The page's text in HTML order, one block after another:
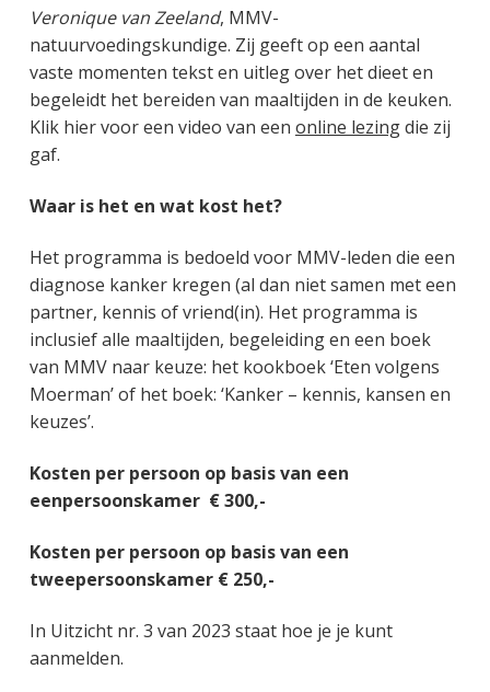
Veronique van Zeeland, MMV-
natuurvoedingskundige. Zij geeft op een aantal
vaste momenten tekst en uitleg over het dieet en
begeleidt het bereiden van maaltijden in de keuken.
Klik hier voor een video van een online lezingdie zij
gaf.
Waar is het en wat kost het?
Het programma is bedoeld voor MMV-leden die een
diagnose kanker kregen (al dan niet samen met een
partner, kennis of vriend(in). Het programma is
inclusief alle maaltijden, begeleiding en een boek
van MMV naar keuze: het kookboek ‘Eten volgens
Moerman’ of het boek: ‘Kanker – kennis, kansen en
keuzes’.
Kosten per persoon op basis van een
eenpersoonskamer € 300,-
Kosten per persoon op basis van een
tweepersoonskamer € 250,-
In Uitzicht nr. 3 van 2023 staat hoe je je kunt
aanmelden.